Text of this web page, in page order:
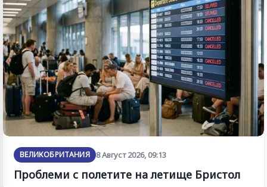
ВЕЛИКОБРИТАНИЯ 8 Август 2026, 09:13
Проблеми с полетите на летище Бристол